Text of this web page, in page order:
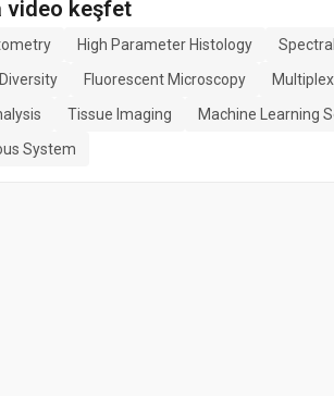
video keşfet
High Parameter Histology
Fluorescent Microscopy
Tissue Imaging
Machine Learning
System